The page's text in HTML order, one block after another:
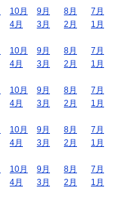
10月 9月 8月
7月
4月 3月 2月
1月
10月 9月 8月
7月
4月 3月 2月
1月
10月 9月 8月
7月
4月 3月 2月
1月
10月 9月 8月
7月
4月 3月 2月
1月
10月 9月 8月
7月
4月 3月 2月
1月